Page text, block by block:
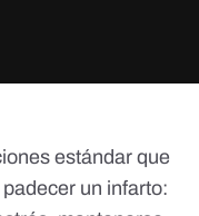
estándar que
un infarto: